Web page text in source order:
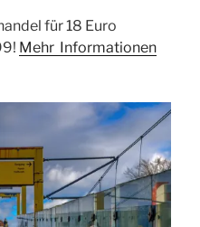
für 18 Euro
Mehr Informationen